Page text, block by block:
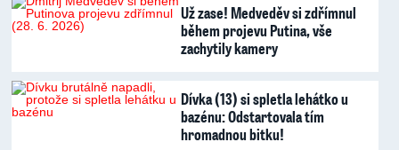
Už zase! Medveděv si zdřímnul
během projevu Putina, vše
zachytily kamery
Dívka (13) si spletla lehátko u
bazénu: Odstartovala tím
hromadnou bitku!